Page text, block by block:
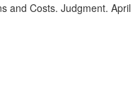
and Costs. Judgment. April